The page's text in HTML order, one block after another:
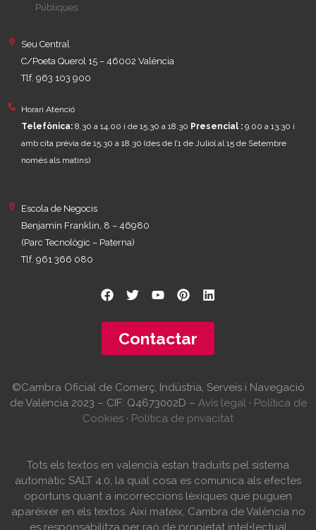
Públiques.
Seu Central
C/Poeta Querol 15 – 46002 València
Tlf. 963 103 900
Horari Atenció
Telefònica: 8.30 a 14.00 i de 15.30 a 18.30 Presencial : 9.00 a 13.30 i
amb cita prèvia de 15.30 a 18.30 (des de l’1 de Juliol al 15 de Setembre
només als matins)
Escola de Negocis
Benjamín Franklin, 8 – 46980
(Parc Tecnològic – Paterna)
Tlf. 961 366 080
Contactar
©Cambra Oficial de Comerç, Indústria, Serveis i Navegació
de València 2023 – CIF: Q4673002D – Avís legal · Política de
Cookies · Política de privacitat
Tots els textos en valencià estan traduïts pel sistema
automàtic SALT 4.0, la qual cosa es comunica als efectes
oportuns quant a incorreccions lèxiques que puguen
aparéixer en els textos. Així mateix, Cambra de València no
es responsabilitza per raó de propietat intel•lectual